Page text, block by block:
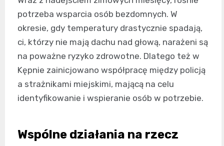
potrzeba wsparcia osób bezdomnych. W
okresie, gdy temperatury drastycznie spadają,
ci, którzy nie mają dachu nad głową, narażeni są
na poważne ryzyko zdrowotne. Dlatego też w
Kępnie zainicjowano współpracę między policją
a strażnikami miejskimi, mającą na celu
identyfikowanie i wspieranie osób w potrzebie.
Wspólne działania na rzecz